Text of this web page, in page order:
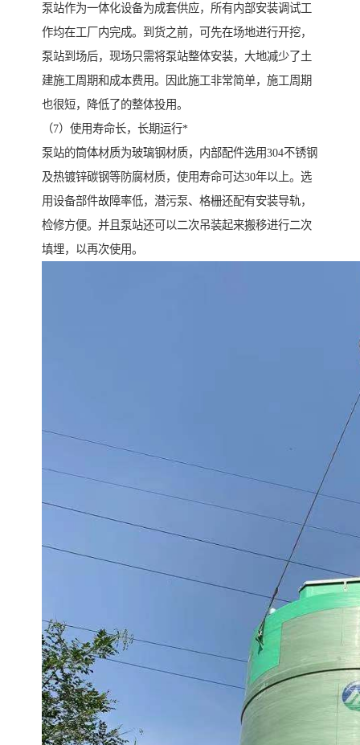
泵站作为一体化设备为成套供应，所有内部安装调试工
作均在工厂内完成。到货之前，可先在场地进行开挖，
泵站到场后，现场只需将泵站整体安装，大地减少了土
建施工周期和成本费用。因此施工非常简单，施工周期
也很短，降低了的整体投用。
（7）使用寿命长，长期运行*
泵站的筒体材质为玻璃钢材质，内部配件选用304不锈钢
及热镀锌碳钢等防腐材质，使用寿命可达30年以上。选
用设备部件故障率低，潜污泵、格栅还配有安装导轨，
检修方便。并且泵站还可以二次吊装起来搬移进行二次
填埋，以再次使用。